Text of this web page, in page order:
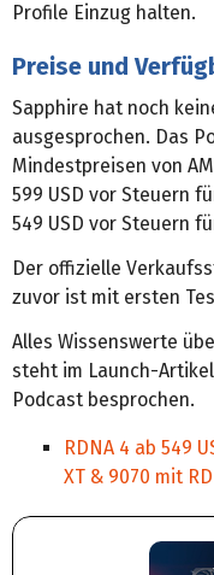
Profile Einzug halten.
Preise und
Sapphire hat noch
ausgesprochen. Das
Mindestpreisen von
599 USD vor Steuern
549 USD vor Steuern
Der offizielle
zuvor ist mit ersten
Alles Wissenswerte
steht im Launch-
Podcast besprochen.
RDNA 4 ab 549
XT & 9070 mit